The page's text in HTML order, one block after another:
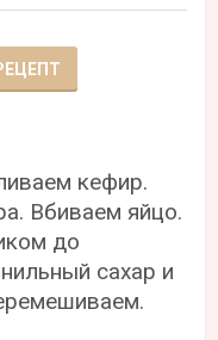
кефир.
Вбиваем яйцо.
до
сахар и